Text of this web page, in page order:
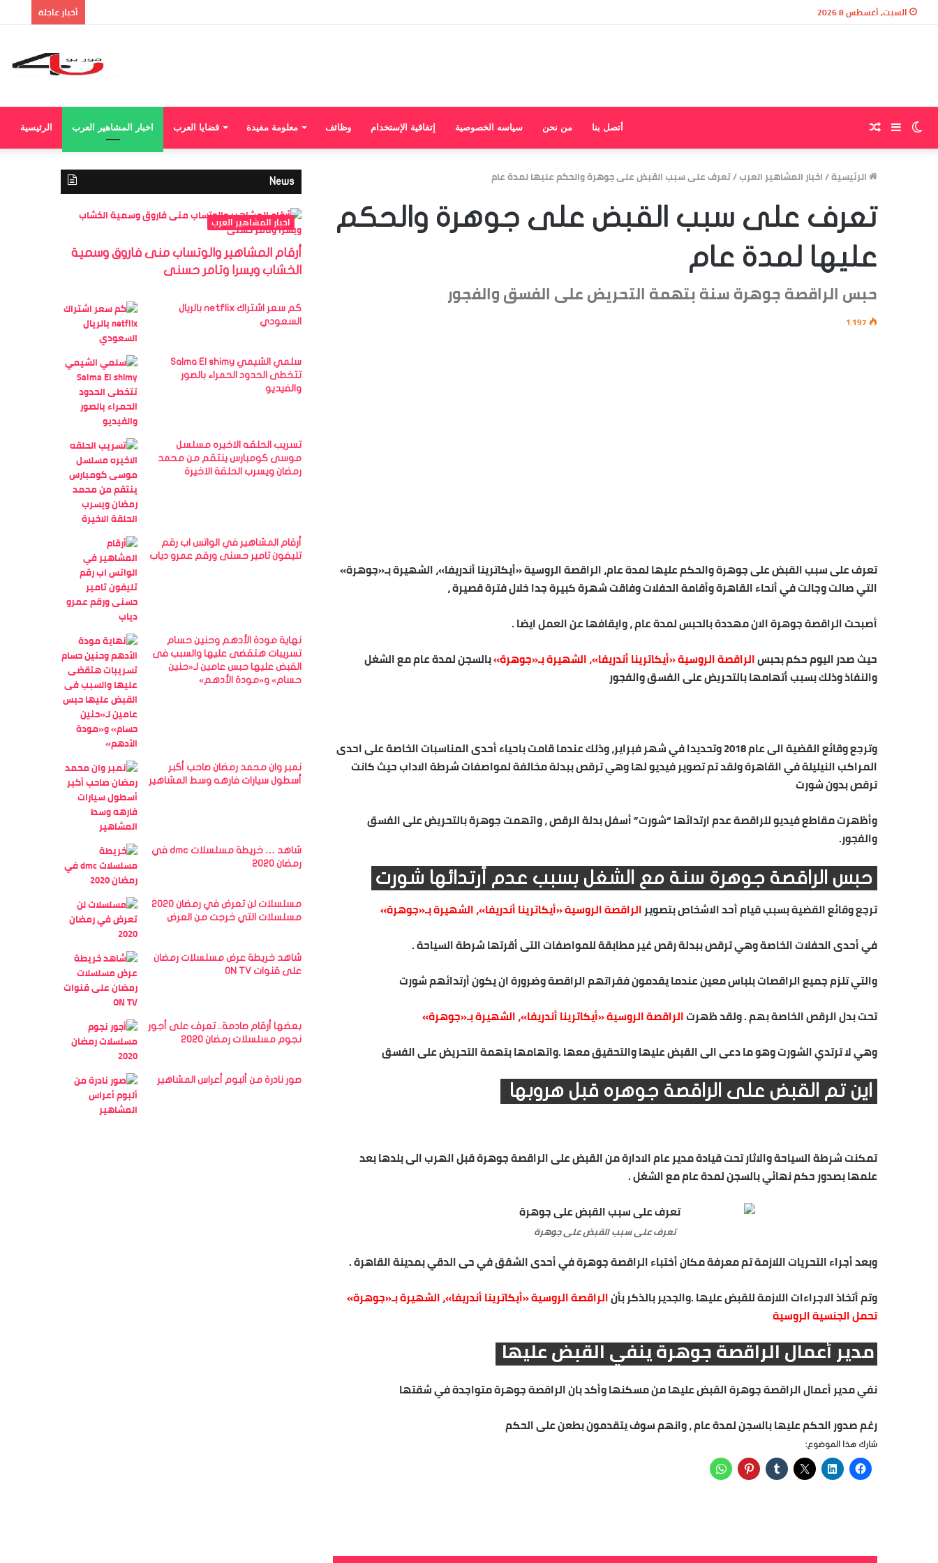
السبت, أغسطس 8 2026 أخبار عاجلة
الرئيسية اخبار المشاهير العرب قضايا العرب معلومة مفيدة وظائف إتفاقية الإستخدام سياسه الخصوصية من نحن أتصل بنا
الوضع
المظلم
إضافة
عمود
جانبي
عشوائي
الرئيسية/اخبار المشاهير العرب/تعرف على سبب القبض على جوهرة والحكم عليها لمدة عام
تعرف على سبب القبض على جوهرة والحكم
عليها لمدة عام
حبس الراقصة جوهرة سنة بتهمة التحريض على الفسق والفجور
تعرف على سبب القبض على جوهرة والحكم عليها لمدة عام، الراقصة الروسية «أيكاترينا أندريفا»، الشهيرة بـ«جوهرة»
التي صالت وجالت في أنحاء القاهرة وأقامة الحفلات وفاقت شهرة كبيرة جدا خلال فترة قصيرة ،
أصبحت الراقصة جوهرة الان مهددة بالحبس لمدة عام ، وايقافها عن العمل ايضا .
حيث صدر اليوم حكم بحبسالراقصة الروسية «أيكاترينا أندريفا»، الشهيرة بـ«جوهرة»بالسجن لمدة عام مع الشغل
والنفاذ وذلك بسبب أتهامها بالتحريض على الفسق والفجور
وترجع وقائع القضية الى عام 2018 وتحديدا في شهر فبراير، وذلك عندما قامت باحياء أحدى المناسبات الخاصة على احدى
المراكب النيليلة في القاهرة ولقد تم تصوير فيديو لها وهي ترقص ببدلة مخالفة لمواصفات شرطة الاداب حيث كانت
ترقص بدون شورت
وأظهرت مقاطع فيديو للراقصة عدم ارتدائها “شورت” أسفل بدلة الرقص ، واتهمت جوهرة بالتحريض على الفسق
والفجور.
حبس الراقصة جوهرة سنة مع الشغل بسبب عدم أرتدائها شورت
ترجع وقائع القضية بسبب قيام أحد الاشخاص بتصويرالراقصة الروسية «أيكاترينا أندريفا»، الشهيرة بـ«جوهرة»
في أحدى الحفلات الخاصة وهي ترقص ببدلة رقص غير مطابقة للمواصفات التى أقرتها شرطة السياحة .
والتي تلزم جميع الراقصات بلباس معين عندما يقدمون فقراتهم الراقصة وضرورة ان يكون أرتدائهم شورت
تحت بدل الرقص الخاصة بهم . ولقد ظهرتالراقصة الروسية «أيكاترينا أندريفا»، الشهيرة بـ«جوهرة»
وهي لا ترتدي الشورت وهو ما دعى الى القبض عليها والتحقيق معها .واتهامها بتهمة التحريض على الفسق
اين تم القبض على الراقصة جوهره قبل هروبها
تمكنت شرطة السياحة والاثار تحت قيادة مدير عام الادارة من القبض على الراقصة جوهرة قبل الهرب الى بلدها بعد
علمها بصدور حكم نهائي بالسجن لمدة عام مع الشغل .
تعرف على سبب القبض على جوهرة
وبعد أجراء التحريات اللازمة تم معرفة مكان أختباء الراقصة جوهرة في أحدى الشقق في حى الدقي بمدينة القاهرة .
وتم أتخاذ الاجراءات اللازمة للقبض عليها .والجدير بالذكر بأنالراقصة الروسية «أيكاترينا أندريفا»، الشهيرة بـ«جوهرة»
تحمل الجنسية الروسية
مدير أعمال الراقصة جوهرة ينفي القبض عليها
نفي مدير أعمال الراقصة جوهرة القبض عليها من مسكنها وأكد بان الراقصة جوهرة متواجدة في شقتها
رغم صدور الحكم عليها بالسجن لمدة عام ، وانهم سوف يتقدمون بطعن على الحكم
شارك هذا الموضوع:
News
اخبار المشاهير العرب
أرقام المشاهير والوتساب منى فاروق وسمية
الخشاب ويسرا وتامر حسنى
كم سعر اشتراك netflix بالريال
السعودي
سلمي الشيمي Salma El shimy
تتخطى الحدود الحمراء بالصور
والفيديو
تسريب الحلقه الاخيره مسلسل
موسى كومبارس ينتقم من محمد
رمضان ويسرب الحلقة الاخيرة
أرقام المشاهير في الواتس اب رقم
تليفون تامير حسنى ورقم عمرو دياب
نهاية مودة الأدهم وحنين حسام
تسريبات هتقضى عليها والسبب فى
القبض عليها حبس عامين لـ«حنين
حسام» و«مودة الأدهم»
نمبر وان محمد رمضان صاحب أكبر
أسطول سيارات فارهه وسط المشاهير
شاهد … خريطة مسلسلات dmc في
رمضان 2020
مسلسلات لن تعرض في رمضان 2020
مسلسلات التي خرجت من العرض
شاهد خريطة عرض مسلسلات رمضان
على قنوات ON TV
بعضها أرقام صادمة.. تعرف على أجور
نجوم مسلسلات رمضان 2020
صور نادرة من ألبوم أعراس المشاهير